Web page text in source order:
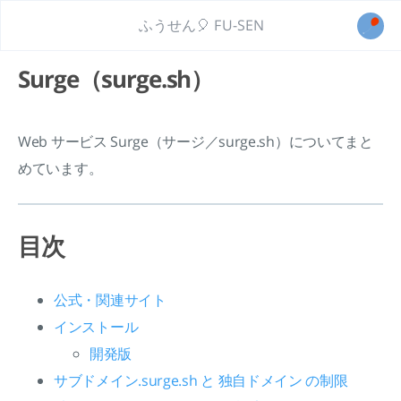
ふうせん🎈 FU-SEN
Surge（surge.sh）
Web サービス Surge（サージ／surge.sh）についてまと
めています。
目次
公式・関連サイト
インストール
開発版
サブドメイン.surge.sh と 独自ドメイン の制限